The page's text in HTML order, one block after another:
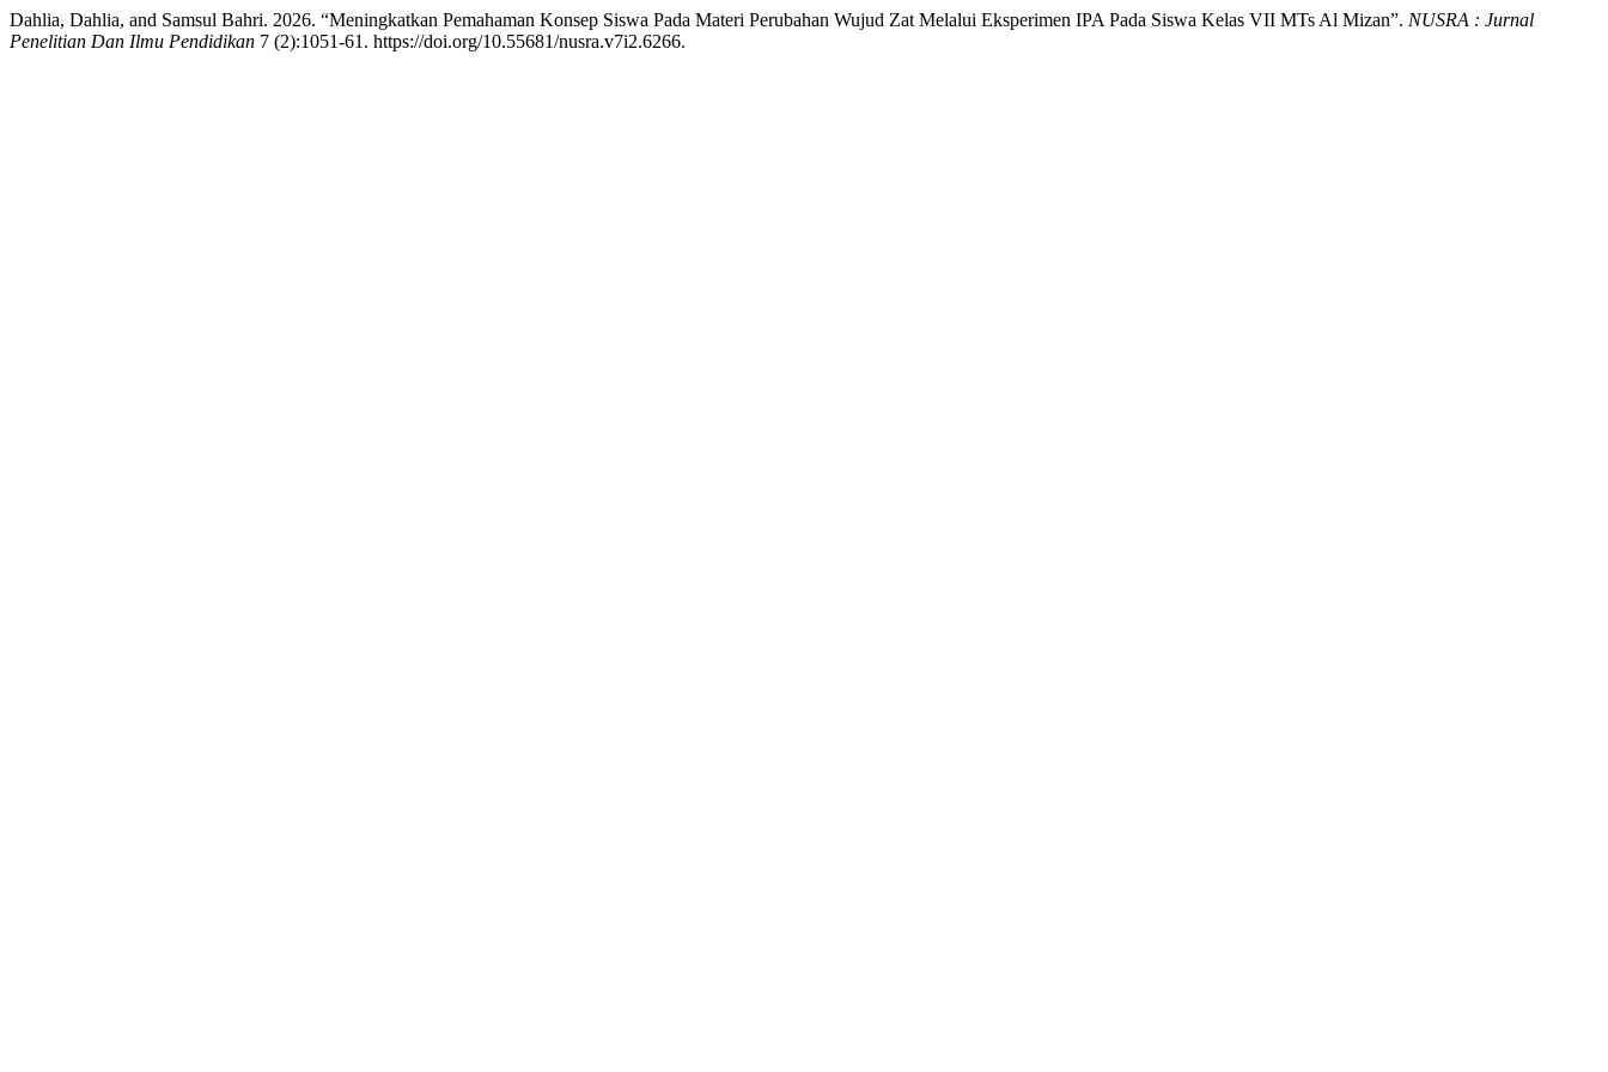
Dahlia, Dahlia, and Samsul Bahri. 2026. “Meningkatkan Pemahaman Konsep Siswa Pada Materi Perubahan Wujud Zat Melalui Eksperimen IPA Pada Siswa Kelas VII MTs Al Mizan”. NUSRA : Jurnal
Penelitian Dan Ilmu Pendidikan 7 (2):1051-61. https://doi.org/10.55681/nusra.v7i2.6266.